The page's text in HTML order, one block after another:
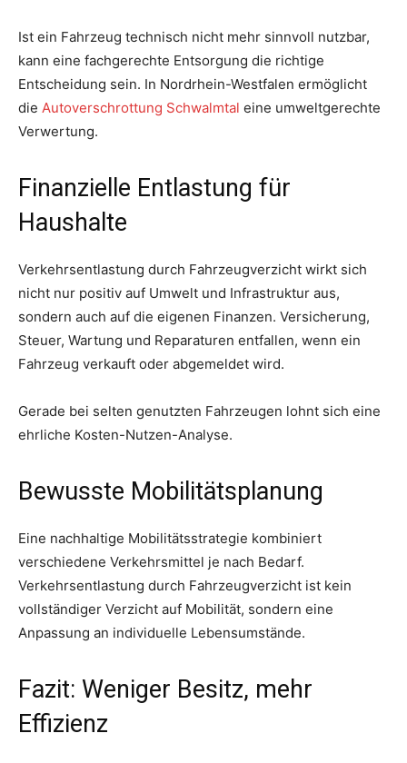
Ist ein Fahrzeug technisch nicht mehr sinnvoll nutzbar,
kann eine fachgerechte Entsorgung die richtige
Entscheidung sein. In Nordrhein-Westfalen ermöglicht
die Autoverschrottung Schwalmtal eine umweltgerechte
Verwertung.
Finanzielle Entlastung für
Haushalte
Verkehrsentlastung durch Fahrzeugverzicht wirkt sich
nicht nur positiv auf Umwelt und Infrastruktur aus,
sondern auch auf die eigenen Finanzen. Versicherung,
Steuer, Wartung und Reparaturen entfallen, wenn ein
Fahrzeug verkauft oder abgemeldet wird.
Gerade bei selten genutzten Fahrzeugen lohnt sich eine
ehrliche Kosten-Nutzen-Analyse.
Bewusste Mobilitätsplanung
Eine nachhaltige Mobilitätsstrategie kombiniert
verschiedene Verkehrsmittel je nach Bedarf.
Verkehrsentlastung durch Fahrzeugverzicht ist kein
vollständiger Verzicht auf Mobilität, sondern eine
Anpassung an individuelle Lebensumstände.
Fazit: Weniger Besitz, mehr
Effizienz